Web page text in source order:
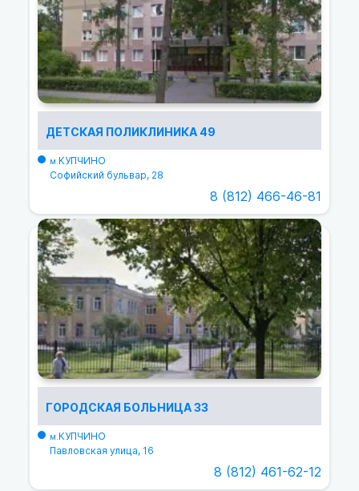
ДЕТСКАЯ ПОЛИКЛИНИКА 49
м.КУПЧИНО
Софийский бульвар, 28
8 (812) 466-46-81
ГОРОДСКАЯ БОЛЬНИЦА 33
м.КУПЧИНО
Павловская улица, 16
8 (812) 461-62-12